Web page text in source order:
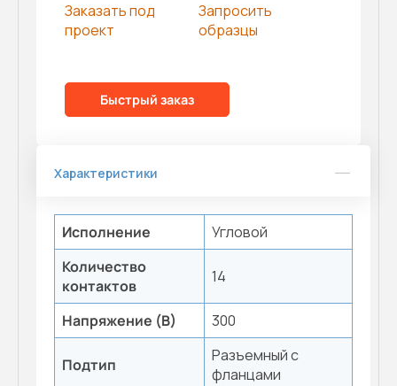
Заказать под
проект
Запросить
образцы
Быстрый заказ
Характеристики
Исполнение
Угловой
Количество
контактов
14
Напряжение (В) 300
Подтип
Разъемный с
фланцами